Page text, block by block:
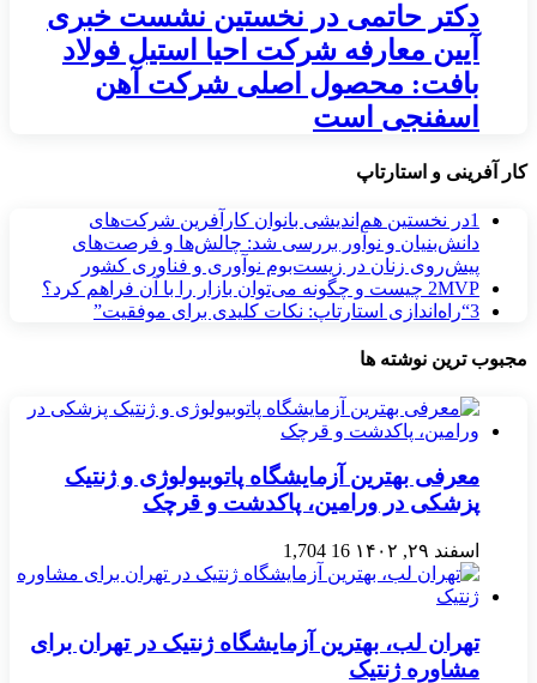
دکتر حاتمی در نخستین نشست خبری
آیین معارفه شرکت احیا استیل فولاد
بافت: محصول اصلی شرکت آهن
اسفنجی است
کار آفرینی و استارتاپ
1در نخستین هم‌اندیشی بانوان کارآفرین شرکت‌های
دانش‌بنیان و نوآور بررسی شد: چالش‌ها و فرصت‌های
پیش‌روی زنان در زیست‌بوم نوآوری و فناوری کشور
2MVP چیست و چگونه می‌توان بازار را با آن فراهم کرد؟
3“راه‌اندازی استارتاپ: نکات کلیدی برای موفقیت”
مجبوب ترین نوشته ها
معرفی بهترین آزمایشگاه پاتوبیولوژی و ژنتیک
پزشکی در ورامین، پاکدشت و قرچک
اسفند ۲۹, ۱۴۰۲ 16
1,704
تهران لب، بهترین آزمایشگاه ژنتیک در تهران برای
مشاوره ژنتیک